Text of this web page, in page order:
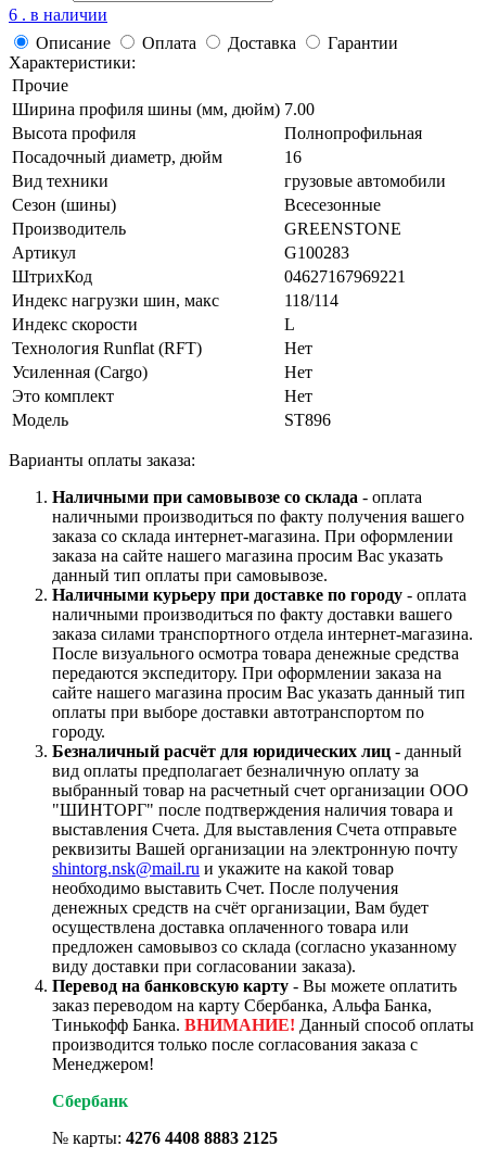
6 . в наличии
Описание
Оплата Доставка
Гарантии
Характеристики:
Прочие
Ширина профиля шины (мм, дюйм) 7.00
Высота профиля
Полнопрофильная
Посадочный диаметр, дюйм
16
Вид техники
грузовые автомобили
Сезон (шины)
Всесезонные
Производитель
GREENSTONE
Артикул
G100283
ШтрихКод
04627167969221
Индекс нагрузки шин, макс
118/114
Индекс скорости
L
Технология Runflat (RFT)
Нет
Усиленная (Cargo)
Нет
Это комплект
Нет
Модель
ST896
Варианты оплаты заказа:
Наличными при самовывозе со склада - оплата
наличными производиться по факту получения вашего
заказа со склада интернет-магазина. При оформлении
заказа на сайте нашего магазина просим Вас указать
данный тип оплаты при самовывозе.
Наличными курьеру при доставке по городу - оплата
наличными производиться по факту доставки вашего
заказа силами транспортного отдела интернет-магазина.
После визуального осмотра товара денежные средства
передаются экспедитору. При оформлении заказа на
сайте нашего магазина просим Вас указать данный тип
оплаты при выборе доставки автотранспортом по
городу.
Безналичный расчёт для юридических лиц - данный
вид оплаты предполагает безналичную оплату за
выбранный товар на расчетный счет организации ООО
"ШИНТОРГ" после подтверждения наличия товара и
выставления Счета. Для выставления Счета отправьте
реквизиты Вашей организации на электронную почту
shintorg.nsk@mail.ru и укажите на какой товар
необходимо выставить Счет. После получения
денежных средств на счёт организации, Вам будет
осуществлена доставка оплаченного товара или
предложен самовывоз со склада (согласно указанному
виду доставки при согласовании заказа).
Перевод на банковскую карту - Вы можете оплатить
заказ переводом на карту Сбербанка, Альфа Банка,
Тинькофф Банка. ВНИМАНИЕ! Данный способ оплаты
производится только после согласования заказа с
Менеджером!
Сбербанк
№ карты: 4276 4408 8883 2125